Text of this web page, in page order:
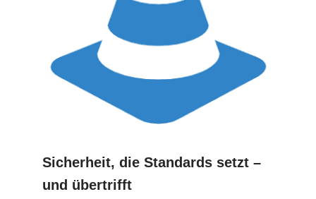
Sicherheit, die Standards setzt –
und übertrifft